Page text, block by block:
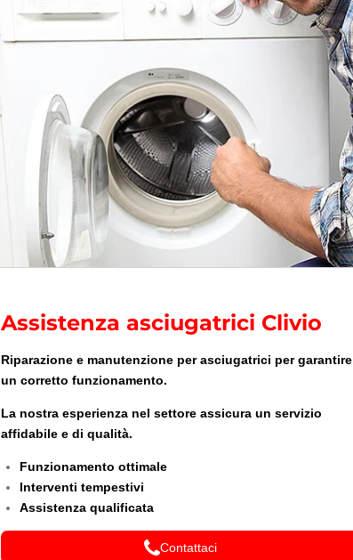
Assistenza asciugatrici Clivio
Riparazione e manutenzione per asciugatrici per garantire
un corretto funzionamento.
La nostra esperienza nel settore assicura un servizio
affidabile e di qualità.
Funzionamento ottimale
Interventi tempestivi
Assistenza qualificata
Contattaci